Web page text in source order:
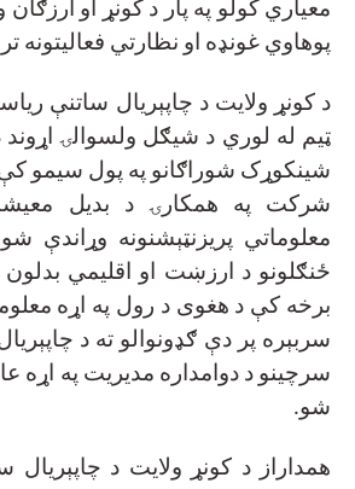
معیاري کولو په پار د کونړ او ارزګان
پوهاوي غونډه او نظارتي
د کونړ ولایت د چاپېریال ساتنې
ټیم له لوري د شیګل ولسوالۍ
شینکوړک شوراګانو په پول سیمو
شرکت په همکارۍ د بدیل
معلوماتي پریزنټېشنونه وړاندې
ځنګلونو د ارزښت او اقلیمي
برخه کې د هغوی د رول په اړه
سربېره پر دې ګډونوالو ته د
سرچینو د دوامداره مدیریت په اړه
شو.
همداراز د کونړ ولایت د چاپېریال